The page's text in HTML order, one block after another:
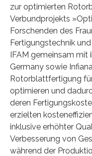
zur optimierten
Verbundprojekts
Forschenden des
Fertigungstechnik
IFAM gemeinsam mit
Germany sowie
Rotorblattfertigung
optimieren und
deren
erzielten
inklusive erhöhter
Verbesserung von
während der